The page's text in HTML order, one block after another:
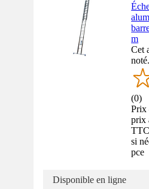
m
Cet
noté.
(0)
Prix
prix
si
pce
Disponible en ligne